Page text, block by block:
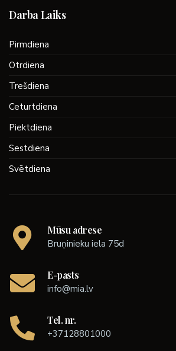
Darba Laiks
Pirmdiena
Otrdiena
Trešdiena
Ceturtdiena
Piektdiena
Sestdiena
Svētdiena
Mūsu adrese
Bruņinieku iela 75d
E-pasts
info@mia.lv
Tel. nr.
+37128801000